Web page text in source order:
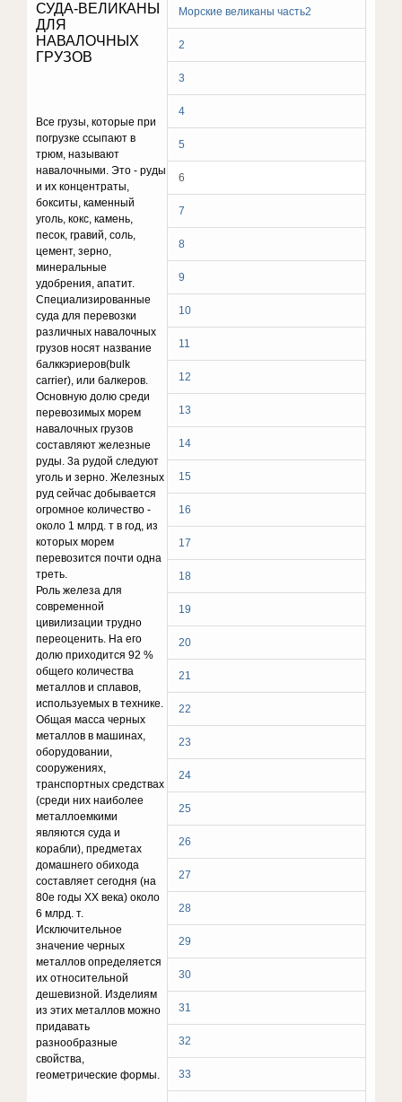
Морские великаны часть2
2
3
4
5
6
7
8
9
10
11
12
13
14
15
16
17
18
19
20
21
22
23
24
25
26
27
28
29
30
31
32
33
СУДА-ВЕЛИКАНЫ
ДЛЯ
НАВАЛОЧНЫХ
ГРУЗОВ
Все грузы, которые при
погрузке ссыпают в
трюм, называют
навалочными. Это - руды
и их концентраты,
бокситы, каменный
уголь, кокс, камень,
песок, гравий, соль,
цемент, зерно,
минеральные
удобрения, апатит.
Специализированные
суда для перевозки
различных навалочных
грузов носят название
балккэриеров(bulk
carrier), или балкеров.
Основную долю среди
перевозимых морем
навалочных грузов
составляют железные
руды. 3а рудой следуют
уголь и зерно. Железных
руд сейчас добывается
огромное количество -
около 1 млрд. т в год, из
которых морем
перевозится почти одна
треть.
Роль железа для
современной
цивилизации трудно
переоценить. На его
долю приходится 92 %
общего количества
металлов и сплавов,
используемых в технике.
Общая масса черных
металлов в машинах,
оборудовании,
сооружениях,
транспортных средствах
(среди них наиболее
металлоемкими
являются суда и
корабли), предметах
домашнего обихода
составляет сегодня (на
80е годы ХХ века) около
6 млрд. т.
Исключительное
значение черных
металлов определяется
их относительной
дешевизной. Изделиям
из этих металлов можно
придавать
разнообразные
свойства,
геометрические формы.